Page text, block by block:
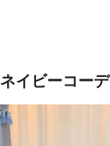
ネイビーコーデ